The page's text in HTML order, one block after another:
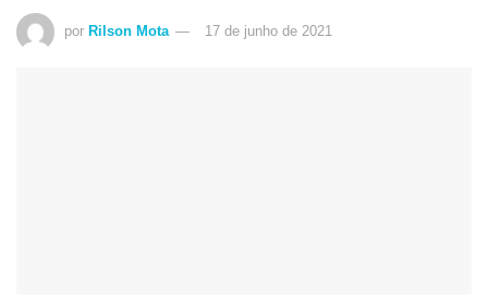
por Rilson Mota 17 de junho de 2021